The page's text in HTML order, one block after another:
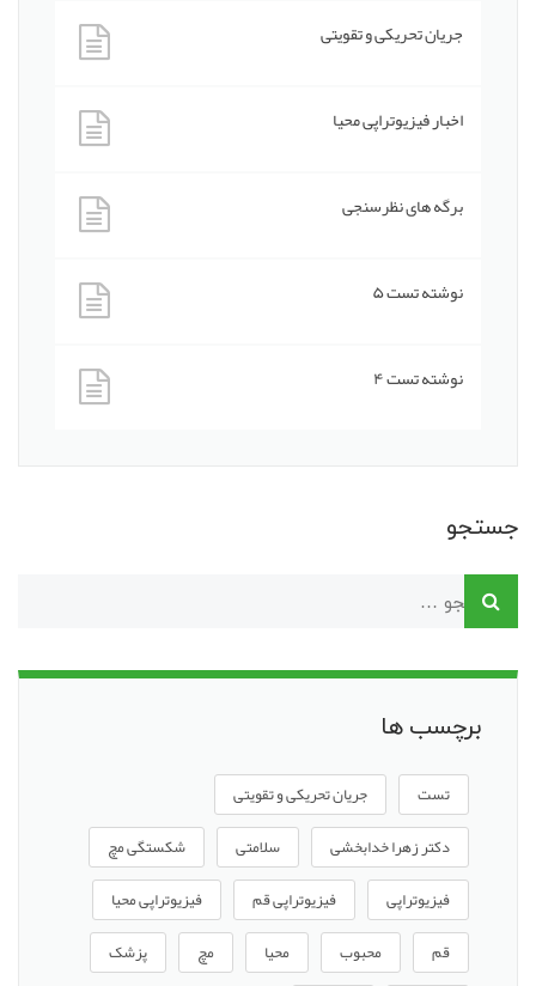
جریان تحریکی و تقویتی
اخبار فیزیوتراپی محیا
برگه های نظرسنجی
نوشته تست ۵
نوشته تست ۴
جستجو
برچسب ها
تست
جریان تحریکی و تقویتی
دکتر زهرا خدابخشی
سلامتی
شکستگی مچ
فیزیوتراپی
فیزیوتراپی قم
فیزیوتراپی محیا
قم
محبوب محیا مچ پزشک